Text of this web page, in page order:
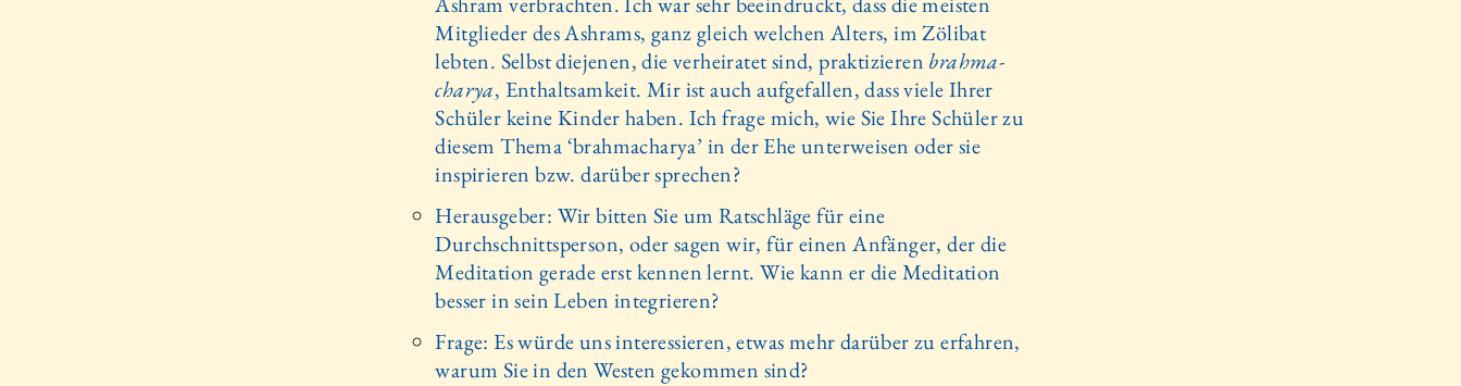
Mitglieder des Ashrams, ganz gleich welchen Alters, im Zölibat
lebten. Selbst diejenen, die verheiratet sind, praktizieren brahma­
charya, Enthaltsamkeit. Mir ist auch aufgefallen, dass viele Ihrer
Schüler keine Kinder haben. Ich frage mich, wie Sie Ihre Schüler zu
diesem Thema ‘brahmacharya’ in der Ehe unterweisen oder sie
inspirieren bzw. darüber sprechen?
Herausgeber: Wir bitten Sie um Ratschläge für eine
Durchschnittsperson, oder sagen wir, für einen Anfänger, der die
Meditation gerade erst kennen lernt. Wie kann er die Meditation
besser in sein Leben integrieren?
Frage: Es würde uns interessieren, etwas mehr darüber zu erfahren,
warum Sie in den Westen gekommen sind?